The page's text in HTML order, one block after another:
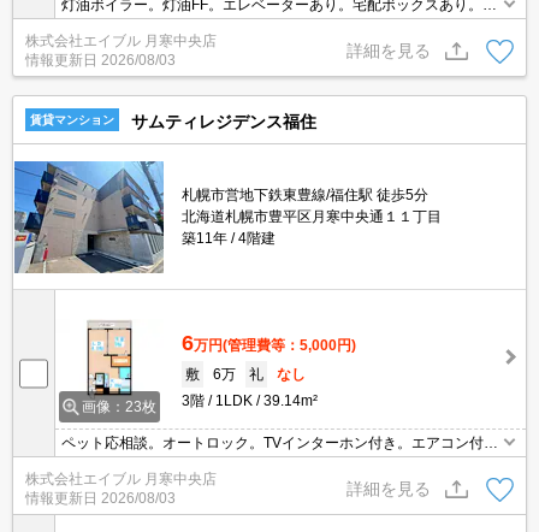
灯油ボイラー。灯油FF。エレベーターあり。宅配ボックスあり。ト
期費用・家賃カード払い可。引越指定業者あり。
株式会社エイブル 月寒中央店
情報更新日 2026/08/03
詳細を見る
賃貸マンション サムティレジデンス福住
札幌市営地下鉄東豊線/福住駅 徒歩5分
北海道札幌市豊平区月寒中央通１１丁目
築11年
4階建
画像：23枚
6万円(管理費等：5,000円)
敷
6万 礼
なし
3階
1LDK 39.14m²
ペット応相談。オートロック。TVインターホン付き。エアコン付
配ボックスあり。防犯カメラ。ペット飼育の場合、消臭料33,000
円。
株式会社エイブル 月寒中央店
情報更新日 2026/08/03
詳細を見る